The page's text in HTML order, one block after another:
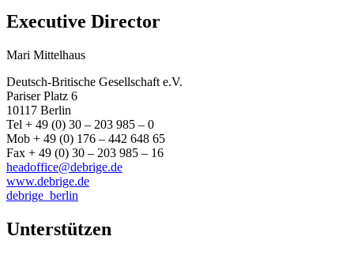
Executive Director
Mari Mittelhaus
Deutsch-Britische Gesellschaft e.V.
Pariser Platz 6
10117 Berlin
Tel + 49 (0) 30 – 203 985 – 0
Mob + 49 (0) 176 – 442 648 65
Fax + 49 (0) 30 – 203 985 – 16
headoffice@debrige.de
www.debrige.de
debrige_berlin
Unterstützen